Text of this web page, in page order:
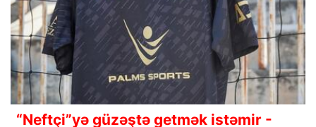
“Neftçi”yə güzəştə getmək istəmir -